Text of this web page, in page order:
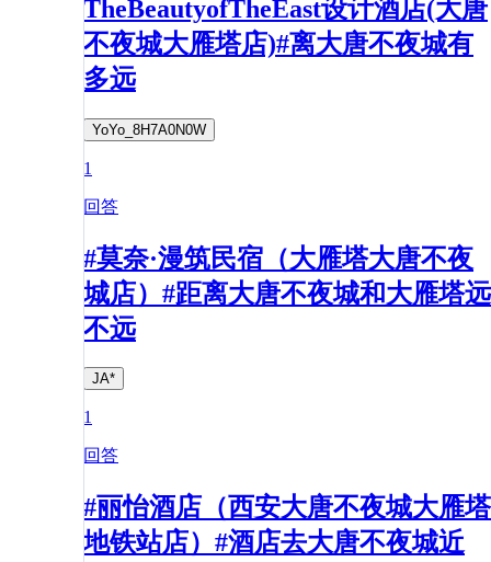
TheBeautyofTheEast设计酒店(大唐
不夜城大雁塔店)#离大唐不夜城有
多远
YoYo_8H7A0N0W
1
回答
#莫奈·漫筑民宿（大雁塔大唐不夜
城店）#距离大唐不夜城和大雁塔远
不远
JA*
1
回答
#丽怡酒店（西安大唐不夜城大雁塔
地铁站店）#酒店去大唐不夜城近